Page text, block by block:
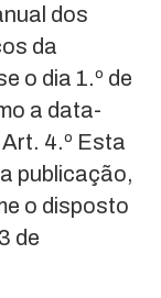
dos
da
o dia 1.º de
a data-
4.º Esta
publicação,
o disposto
de